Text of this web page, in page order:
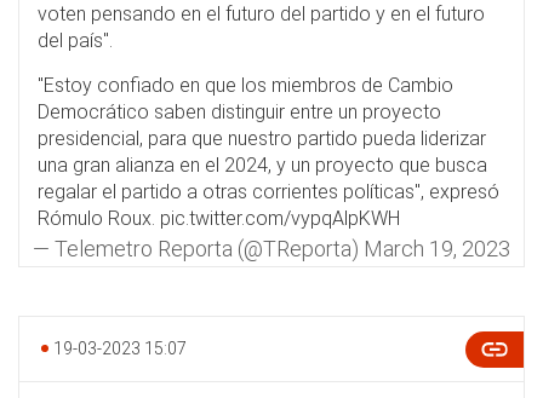
voten pensando en el futuro del partido y en el futuro
del país".
"Estoy confiado en que los miembros de Cambio
Democrático saben distinguir entre un proyecto
presidencial, para que nuestro partido pueda liderizar
una gran alianza en el 2024, y un proyecto que busca
regalar el partido a otras corrientes políticas", expresó
Rómulo Roux. pic.twitter.com/vypqAlpKWH
— Telemetro Reporta (@TReporta) March 19, 2023
19-03-2023 15:07